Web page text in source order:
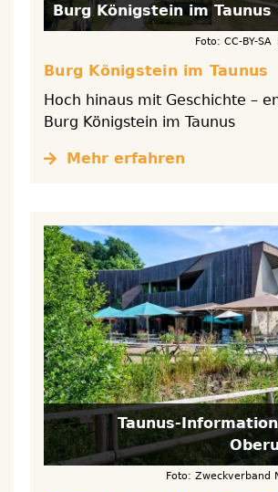
Burg Königstein im Taunus
Foto: CC-BY-
Burg Königstein im Taunus
Hoch hinaus mit Geschichte –
Burg Königstein im Taunus
Mehr erfahren
Taunus-
Foto: Zweckverband